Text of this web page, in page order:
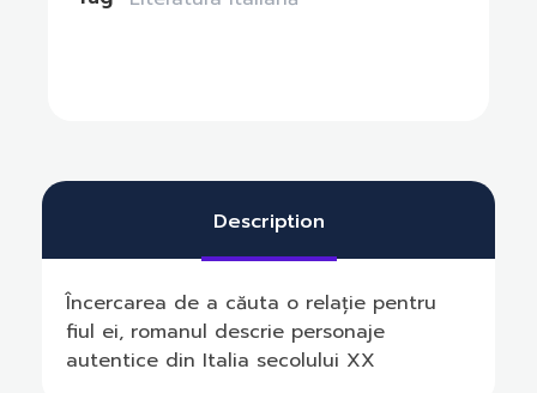
Description
Încercarea de a căuta o relație pentru
fiul ei, romanul descrie personaje
autentice din Italia secolului XX